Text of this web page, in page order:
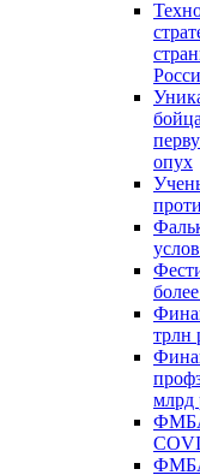
опух
трлн
млрд
ФМБА
ФМБА